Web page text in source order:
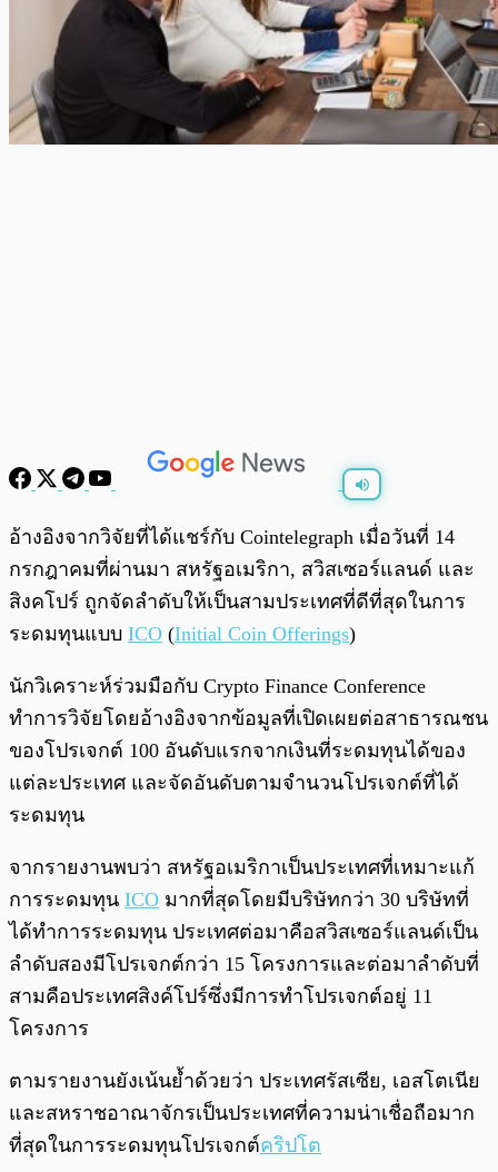
พร้อมเล่น 0:00/0:00
อ้างอิงจากวิจัยที่ได้แชร์กับ Cointelegraph เมื่อวันที่ 14
กรกฎาคมที่ผ่านมา สหรัฐอเมริกา, สวิสเซอร์แลนด์ และ
สิงคโปร์ ถูกจัดลำดับให้เป็นสามประเทศที่ดีที่สุดในการ
ระดมทุนแบบ ICO (Initial Coin Offerings)
นักวิเคราะห์ร่วมมือกับ Crypto Finance Conference
ทำการวิจัยโดยอ้างอิงจากข้อมูลที่เปิดเผยต่อสาธารณชน
ของโปรเจกต์ 100 อันดับแรกจากเงินที่ระดมทุนได้ของ
แต่ละประเทศ และจัดอันดับตามจำนวนโปรเจกต์ที่ได้
ระดมทุน
จากรายงานพบว่า สหรัฐอเมริกาเป็นประเทศที่เหมาะแก้
การระดมทุน ICO มากที่สุดโดยมีบริษัทกว่า 30 บริษัทที่
ได้ทำการระดมทุน ประเทศต่อมาคือสวิสเซอร์แลนด์เป็น
ลำดับสองมีโปรเจกต์กว่า 15 โครงการและต่อมาลำดับที่
สามคือประเทศสิงค์โปร์ซึ่งมีการทำโปรเจกต์อยู่ 11
โครงการ
ตามรายงานยังเน้นย้ำด้วยว่า ประเทศรัสเซีย, เอสโตเนีย
และสหราชอาณาจักรเป็นประเทศที่ความน่าเชื่อถือมาก
ที่สุดในการระดมทุนโปรเจกต์คริปโต